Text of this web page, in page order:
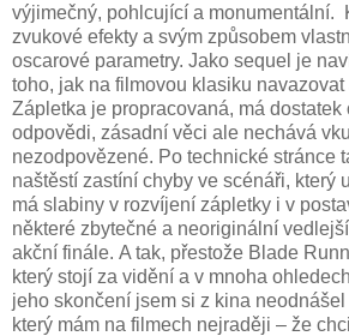
výjimečný, pohlcující a monumentální.
zvukové efekty a svým způsobem
oscarové parametry. Jako sequel je
toho, jak na filmovou klasiku
Zápletka je propracovaná, má dostatek
odpovědi, zásadní věci ale nechává
nezodpovězené. Po technické stránce
naštěstí zastíní chyby ve scénáři, který
má slabiny v rozvíjení zápletky i v
některé zbytečné a neoriginální
akční finále. A tak, přestože Blade
který stojí za vidění a v mnoha
jeho skončení jsem si z kina
který mám na filmech nejraději – že